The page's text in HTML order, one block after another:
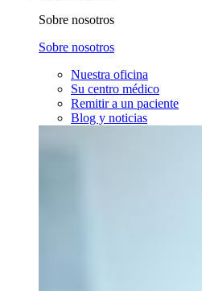
Sobre nosotros
Sobre nosotros
Nuestra oficina
Su centro médico
Remitir a un paciente
Blog y noticias